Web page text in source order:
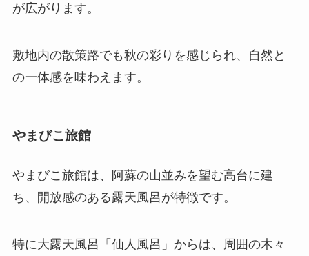
が広がります。
敷地内の散策路でも秋の彩りを感じられ、自然と
の一体感を味わえます。
やまびこ旅館
やまびこ旅館は、阿蘇の山並みを望む高台に建
ち、開放感のある露天風呂が特徴です。
特に大露天風呂「仙人風呂」からは、周囲の木々